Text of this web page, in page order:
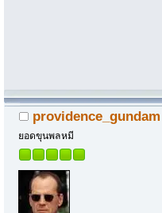
providence_gundam
ยอดขุนพลหมี